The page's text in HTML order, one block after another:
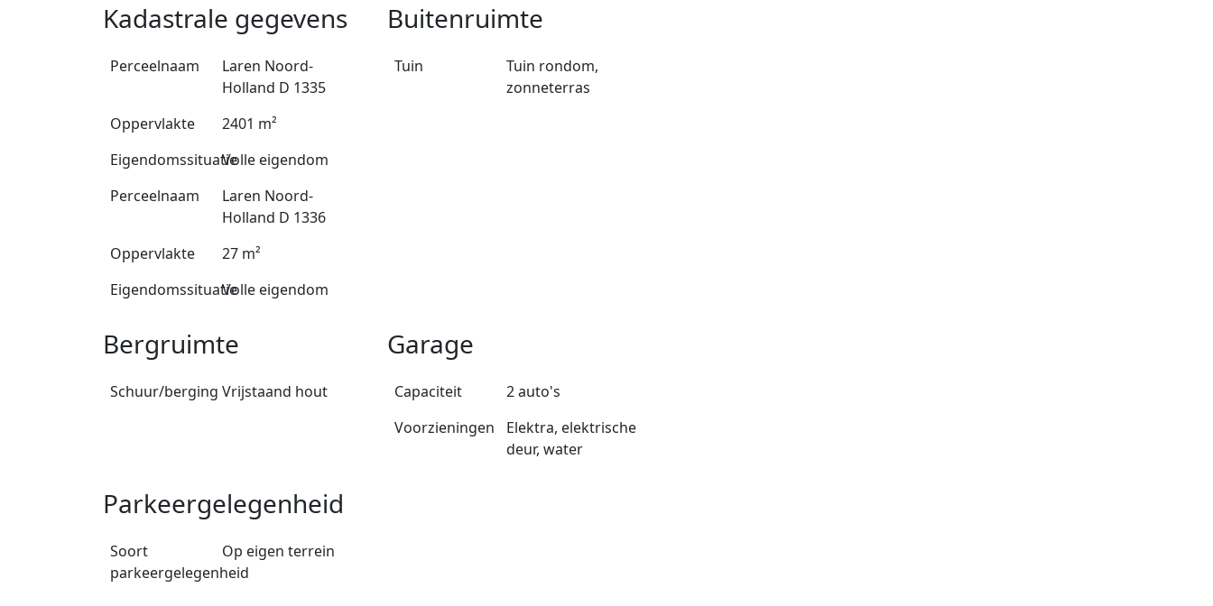
Kadastrale gegevens
Perceelnaam
Laren Noord-
Holland D 1335
Oppervlakte
2401 m²
EigendomssituatieVolle eigendom
Perceelnaam
Laren Noord-
Holland D 1336
Oppervlakte
27 m²
EigendomssituatieVolle eigendom
Buitenruimte
Tuin
Tuin rondom,
zonneterras
Bergruimte
Schuur/berging Vrijstaand hout
Garage
Capaciteit
2 auto's
Voorzieningen
Elektra, elektrische
deur, water
Parkeergelegenheid
Soort
parkeergelegenheid
Op eigen terrein